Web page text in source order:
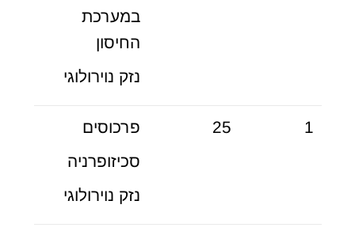
במערכת
החיסון
נזק נוירולוגי
1
25
פרכוסים
סכיזופרניה
נזק נוירולוגי